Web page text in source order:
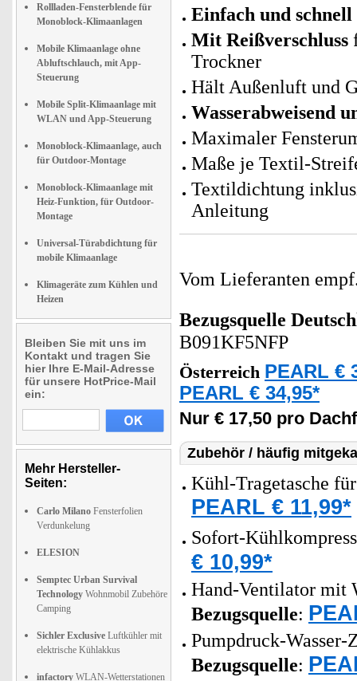
Rollladen-Fensterblende für
Monoblock-Klimaanlagen
Mobile Klimaanlage ohne
Abluftschlauch, mit App-
Steuerung
Mobile Split-Klimaanlage mit
WLAN und App-Steuerung
Monoblock-Klimaanlage, auch
für Outdoor-Montage
Monoblock-Klimaanlage mit
Heiz-Funktion, für Outdoor-
Montage
Universal-Türabdichtung für
mobile Klimaanlage
Klimageräte zum Kühlen und
Heizen
Bleiben Sie mit uns im
Kontakt und tragen Sie
hier Ihre E-Mail-Adresse
für unsere HotPrice-Mail
ein:
Mehr Hersteller-
Seiten:
Carlo Milano Fensterfolien
Verdunkelung
ELESION
Semptec Urban Survival
Technology Wohnmobil Zubehöre
Camping
Sichler Exclusive Luftkühler mit
elektrische Kühlakkus
infactory WLAN-Wetterstationen
Einfach und
Mit Reißverschluss
Trockner
Hält Außenluft und
Wasserabweisend
Maximaler
Maße je Textil-
Textildichtung
Anleitung
Vom Lieferanten
Bezugsquelle
B091KF5NFP
Österreich PEARL €
PEARL € 34,95*
Nur € 17,50 pro
Zubehör / häufig
Kühl-Tragetasche
PEARL € 11,99*
Sofort-
€ 10,99*
Hand-Ventilator mit
Bezugsquelle:
Pumpdruck-Wasser-
Bezugsquelle: